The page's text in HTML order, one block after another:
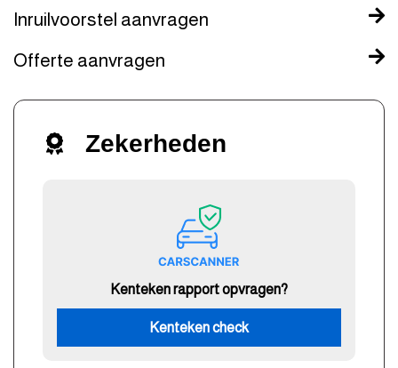
Inruilvoorstel aanvragen
Offerte aanvragen
Zekerheden
Kenteken rapport opvragen?
Kenteken check